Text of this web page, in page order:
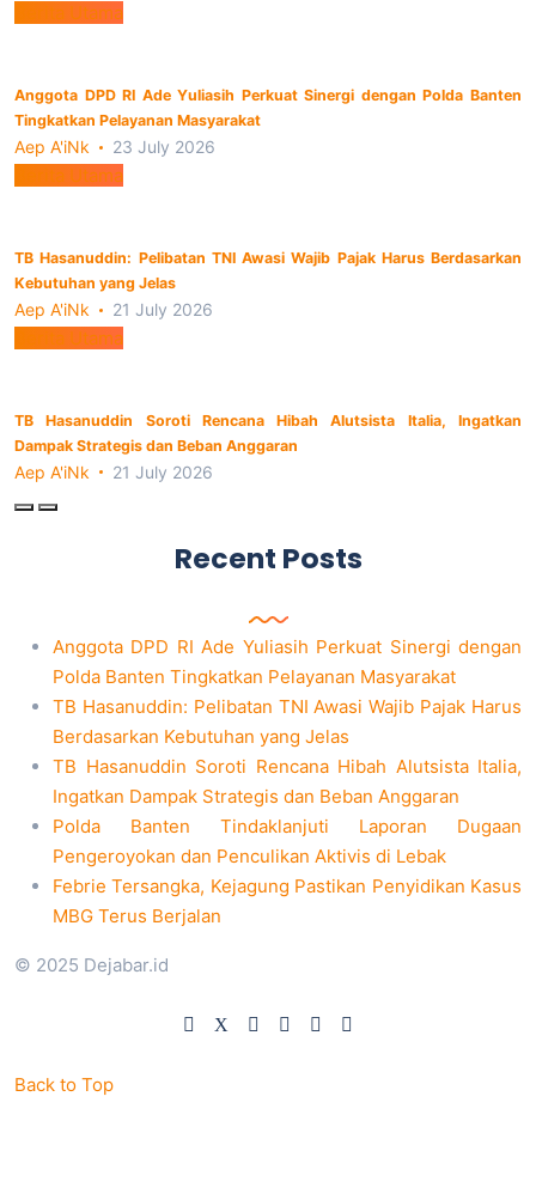
Berita Utama
Anggota DPD RI Ade Yuliasih Perkuat Sinergi dengan Polda Banten
Tingkatkan Pelayanan Masyarakat
Aep A'iNk 23 July 2026
Berita Utama
TB Hasanuddin: Pelibatan TNI Awasi Wajib Pajak Harus Berdasarkan
Kebutuhan yang Jelas
Aep A'iNk 21 July 2026
Berita Utama
TB Hasanuddin Soroti Rencana Hibah Alutsista Italia, Ingatkan
Dampak Strategis dan Beban Anggaran
Aep A'iNk 21 July 2026
Recent Posts
Anggota DPD RI Ade Yuliasih Perkuat Sinergi dengan
Polda Banten Tingkatkan Pelayanan Masyarakat
TB Hasanuddin: Pelibatan TNI Awasi Wajib Pajak Harus
Berdasarkan Kebutuhan yang Jelas
TB Hasanuddin Soroti Rencana Hibah Alutsista Italia,
Ingatkan Dampak Strategis dan Beban Anggaran
Polda Banten Tindaklanjuti Laporan Dugaan
Pengeroyokan dan Penculikan Aktivis di Lebak
Febrie Tersangka, Kejagung Pastikan Penyidikan Kasus
MBG Terus Berjalan
© 2025 Dejabar.id
Back to Top